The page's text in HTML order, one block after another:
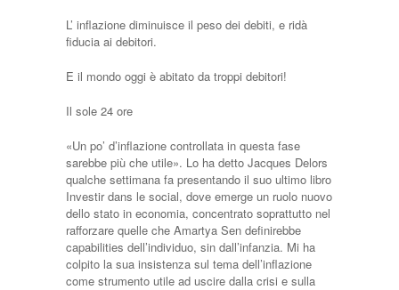
L’ inflazione diminuisce il peso dei debiti, e ridà
fiducia ai debitori.
E il mondo oggi è abitato da troppi debitori!
Il sole 24 ore
«Un po’ d’inflazione controllata in questa fase
sarebbe più che utile». Lo ha detto Jacques Delors
qualche settimana fa presentando il suo ultimo libro
Investir dans le social, dove emerge un ruolo nuovo
dello stato in economia, concentrato soprattutto nel
rafforzare quelle che Amartya Sen definirebbe
capabilities dell’individuo, sin dall’infanzia. Mi ha
colpito la sua insistenza sul tema dell’inflazione
come strumento utile ad uscire dalla crisi e sulla